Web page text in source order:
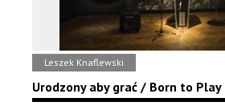
Leszek Knaflewski
Urodzony aby grać / Born to Play